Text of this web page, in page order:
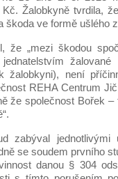
Žalobkyně tvrdila,
škoda ve formě ušlého
že „mezi škodou
žalobkyni), není
REHA Centrum
že společnost Bořek
zabýval jednotlivými
se soudem prvního
danou § 304